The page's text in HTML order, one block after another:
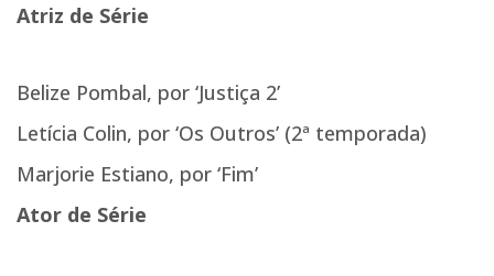
Atriz de Série
Belize Pombal, por ‘Justiça 2’
Letícia Colin, por ‘Os Outros’ (2ª temporada)
Marjorie Estiano, por ‘Fim’
Ator de Série